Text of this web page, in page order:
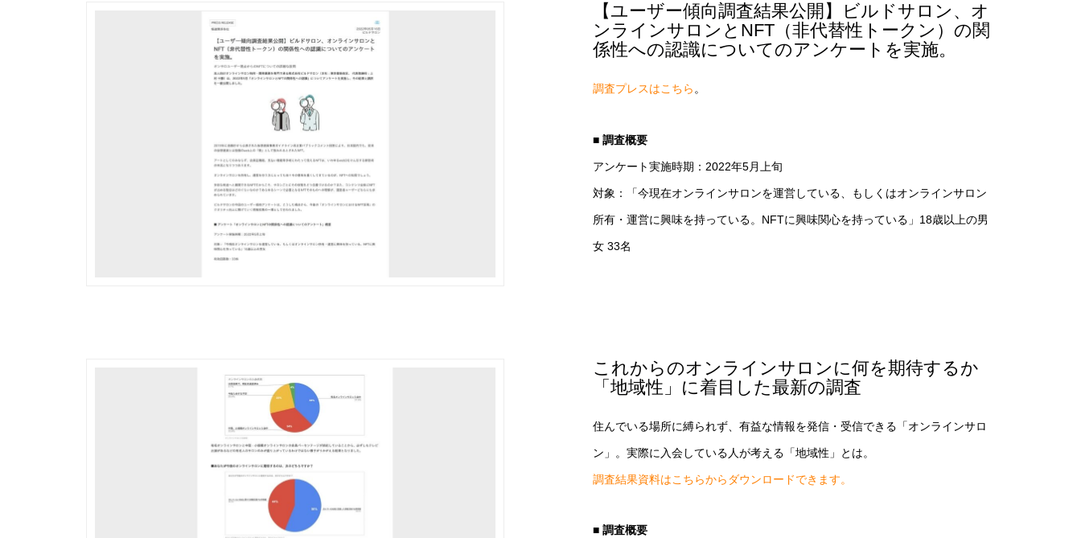
【ユーザー傾向調査結果公開】ビルドサロン、オ
ンラインサロンとNFT（非代替性トークン）の関
係性への認識についてのアンケートを実施。
調査プレスはこちら。
■ 調査概要
アンケート実施時期：2022年5月上旬
対象：「今現在オンラインサロンを運営している、もしくはオンラインサロン
所有・運営に興味を持っている。NFTに興味関心を持っている」18歳以上の男
女 33名
これからのオンラインサロンに何を期待するか
「地域性」に着目した最新の調査
住んでいる場所に縛られず、有益な情報を発信・受信できる「オンラインサロ
ン」。実際に入会している人が考える「地域性」とは。
調査結果資料はこちらからダウンロードできます。
■ 調査概要